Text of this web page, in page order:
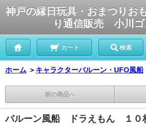
神戸の縁日玩具・おまつりお
り通信販売 小川ゴ
カート 検索
ホーム ＞ キャラクターバルーン・UFO風船
前の商品へ
バルーン風船 ドラえもん １０